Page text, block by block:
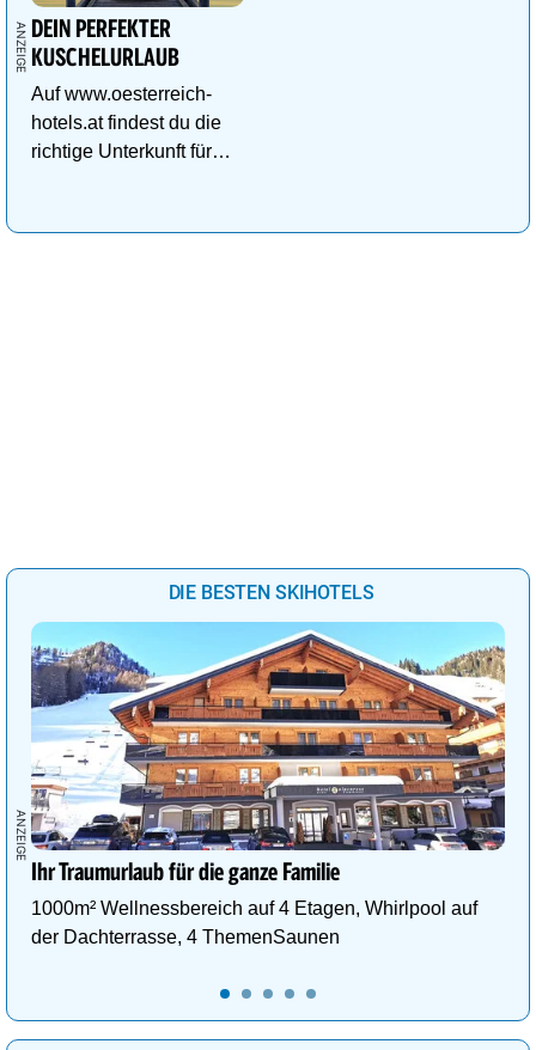
DEIN PERFEKTER
KUSCHELURLAUB
Auf www.oesterreich-
hotels.at findest du die
richtige Unterkunft für
DIE BESTEN SKIHOTELS
Ihr Traumurlaub für die ganze Familie
1000m² Wellnessbereich auf 4 Etagen, Whirlpool auf
der Dachterrasse, 4 ThemenSaunen